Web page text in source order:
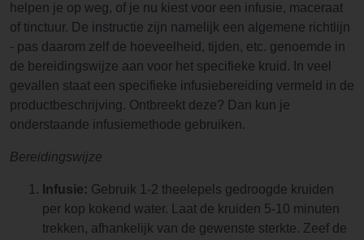
helpen je op weg, of je nu kiest voor een infusie, maceraat
of tinctuur. De instructie zijn namelijk een algemene richtlijn
- pas daarom zelf de hoeveelheid, tijden, etc. genoemde in
de bereidingswijze aan voor het specifieke kruid. In veel
gevallen staat een specifieke infusiebereiding vermeld in de
productbeschrijving. Ontbreekt deze? Dan kun je
onderstaande infusiemethode gebruiken.
Bereidingswijze
Infusie: Gebruik 1-2 theelepels gedroogde kruiden
per kop kokend water. Laat de kruiden 5-10 minuten
trekken, afhankelijk van de gewenste sterkte. Zeef de